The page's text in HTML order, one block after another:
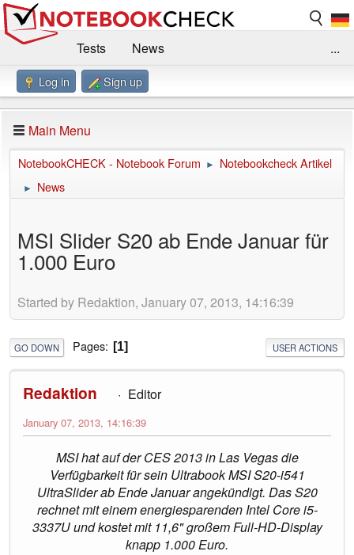
Tests
News
Benchmarks / Technik
Forum
Impressum
...
Log in Sign up
Main Menu
NotebookCHECK - Notebook Forum ► Notebookcheck Artikel
► News
MSI Slider S20 ab Ende Januar für
1.000 Euro
Started by Redaktion, January 07, 2013, 14:16:39
GO DOWN Pages 1 USER ACTIONS
Redaktion Editor
January 07, 2013, 14:16:39
MSI hat auf der CES 2013 in Las Vegas die
Verfügbarkeit für sein Ultrabook MSI S20-i541
UltraSlider ab Ende Januar angekündigt. Das S20
rechnet mit einem energiesparenden Intel Core i5-
3337U und kostet mit 11,6" großem Full-HD-Display
knapp 1.000 Euro.